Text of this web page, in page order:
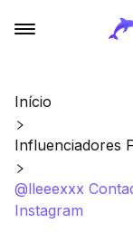
Início
Influenciadores
@lleeexxx
Instagram